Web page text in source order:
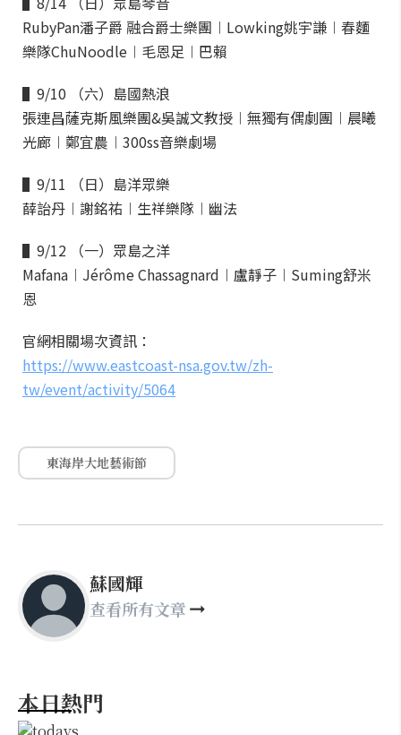
RubyPan潘子爵 融合爵士樂團︱Lowking姚宇謙︱春麵
樂隊ChuNoodle︱毛恩足︱巴賴
▌9/10 （六）島國熱浪
張連昌薩克斯風樂團&吳誠文教授︱無獨有偶劇團︱晨曦
光廊︱鄭宜農︱300ss音樂劇場
▌9/11 （日）島洋眾樂
薛詒丹︱謝銘祐︱生祥樂隊︱幽法
▌9/12 （一）眾島之洋
Mafana︱Jérôme Chassagnard︱盧靜子︱Suming舒米
恩
官網相關場次資訊：
https://www.eastcoast-nsa.gov.tw/zh-
tw/event/activity/5064
東海岸大地藝術節
蘇國輝
查看所有文章
本日熱門